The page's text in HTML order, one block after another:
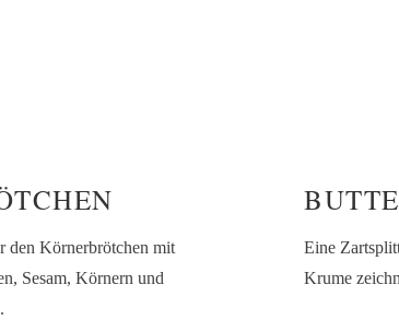
den Körnerbrötchen mit
Sesam, Körnern und
Eine
Krume